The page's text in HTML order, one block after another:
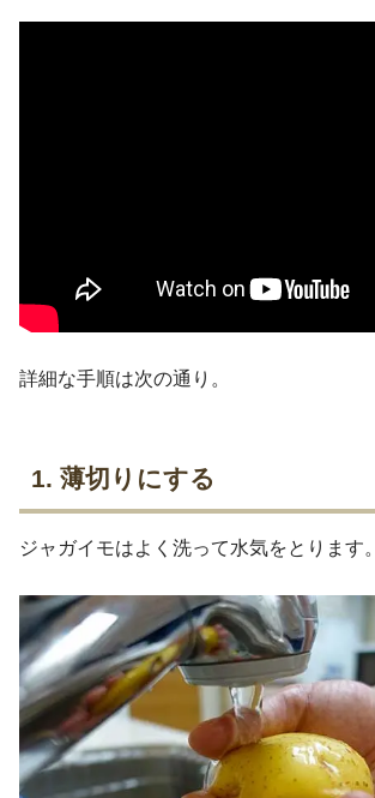
詳細な手順は次の通り。
1. 薄切りにする
ジャガイモはよく洗って水気をとります。